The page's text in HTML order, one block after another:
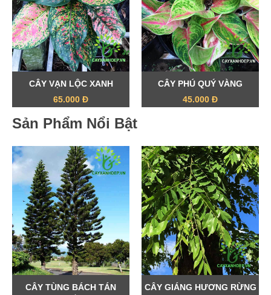
CÂY VẠN LỘC XANH
65.000 Đ
CÂY PHÚ QUÝ VÀNG
45.000 Đ
Sản Phẩm Nổi Bật
CÂY TÙNG BÁCH TÁN
CÂY GIÁNG HƯƠNG RỪNG